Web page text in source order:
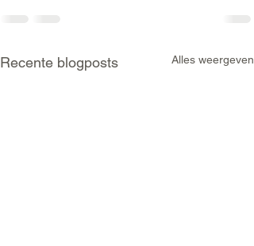
Recente blogposts Alles weergeven